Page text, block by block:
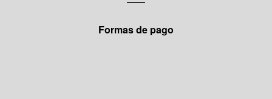
Formas de pago